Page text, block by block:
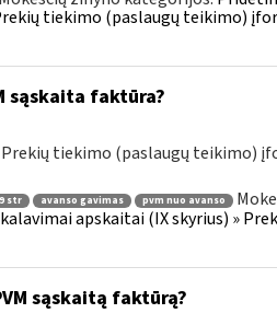
tiekimo (paslaugų teikimo)
sąskaita faktūra?
tiekimo (paslaugų teikimo)
str avanso gavimas pvm nuo avanso
apskaitai (IX skyrius) »
sąskaitą faktūrą?